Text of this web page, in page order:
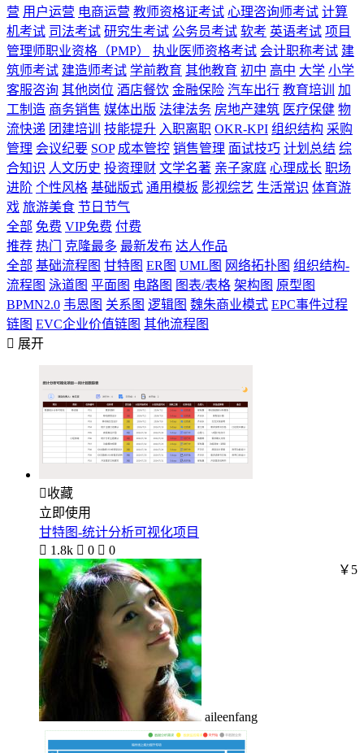
营 用户运营 电商运营 教师资格证考试 心理咨询师考试 计算
机考试 司法考试 研究生考试 公务员考试 软考 英语考试 项目
管理师职业资格（PMP）
执业医师资格考试 会计职称考试 建
筑师考试 建造师考试 学前教育 其他教育 初中 高中 大学 小学
客服咨询 其他岗位 酒店餐饮 金融保险 汽车出行 教育培训
加
工制造 商务销售 媒体出版 法律法务 房地产建筑 医疗保健 物
流快递 团建培训 技能提升 入职离职 OKR-KPI 组织结构 采购
管理 会议纪要 SOP 成本管控 销售管理 面试技巧 计划总结 综
合知识 人文历史 投资理财 文学名著 亲子家庭 心理成长 职场
进阶 个性风格 基础版式 通用模板 影视综艺 生活常识 体育游
戏 旅游美食 节日节气
全部 免费 VIP免费 付费
推荐 热门 克隆最多 最新发布 达人作品
全部 基础流程图 甘特图 ER图 UML图 网络拓扑图 组织结构-
流程图 泳道图 平面图 电路图 图表/表格 架构图 原型图
BPMN2.0 韦恩图 关系图 逻辑图 魏朱商业模式 EPC事件过程
链图 EVC企业价值链图 其他流程图
 展开
收藏
立即使用
甘特图-统计分析可视化项目
 1.8k  0  0
aileenfang
￥5